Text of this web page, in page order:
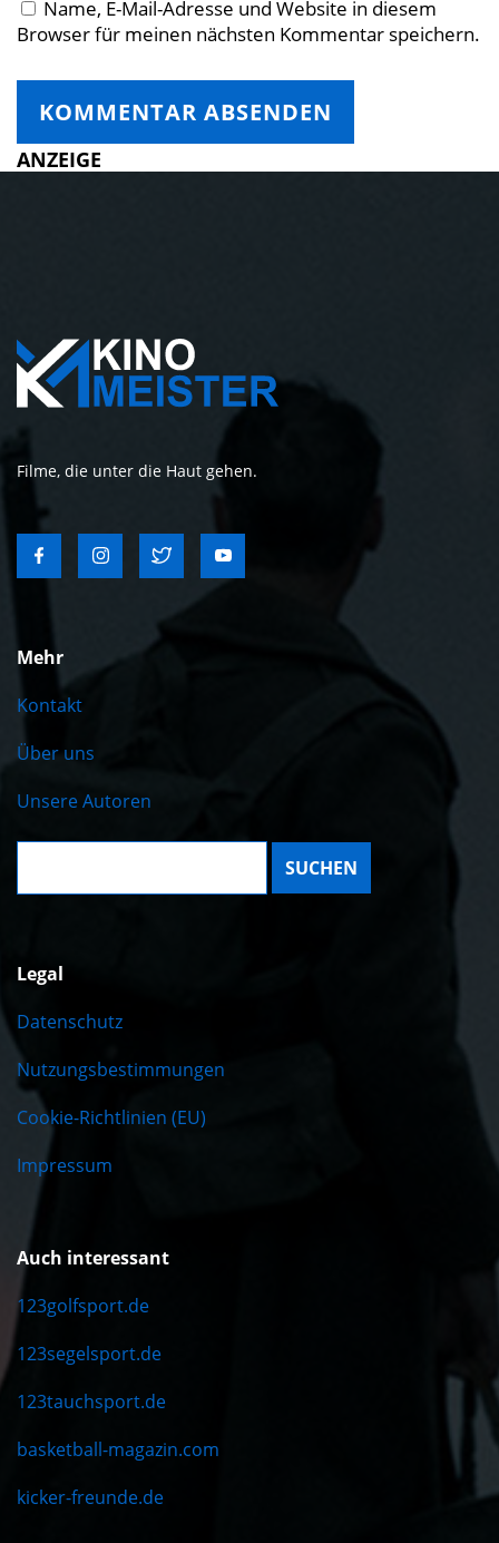
Name, E-Mail-Adresse und Website in diesem
Browser für meinen nächsten Kommentar speichern.
ANZEIGE
Filme, die unter die Haut gehen.
Mehr
Kontakt
Über uns
Unsere Autoren
Suche:
Legal
Datenschutz
Nutzungsbestimmungen
Cookie-Richtlinien (EU)
Impressum
Auch interessant
123golfsport.de
123segelsport.de
123tauchsport.de
basketball-magazin.com
kicker-freunde.de